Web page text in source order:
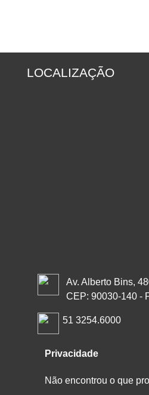
LOCALIZAÇÃO
Av. Alberto Bins,
CEP: 90030-140 -
51 3254.6000
Privacidade
Não encontrou o que